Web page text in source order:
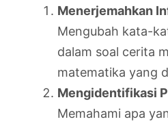
Menerjemahkan
Mengubah kata-
dalam soal cerita
matematika yang
Mengidentifikasi
Memahami apa